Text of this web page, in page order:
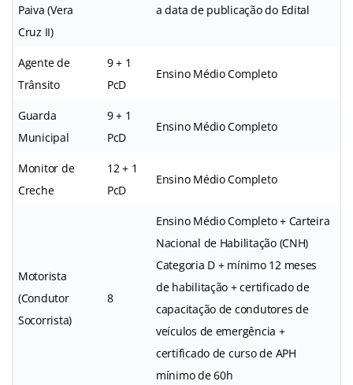
Paiva (Vera
Cruz II)
a data de publicação do Edital
Agente de
Trânsito
9 + 1
PcD
Ensino Médio Completo
Guarda
Municipal
9 + 1
PcD
Ensino Médio Completo
Monitor de
Creche
12 + 1
PcD
Ensino Médio Completo
Motorista
(Condutor
Socorrista)
8
Ensino Médio Completo + Carteira
Nacional de Habilitação (CNH)
Categoria D + mínimo 12 meses
de habilitação + certificado de
capacitação de condutores de
veículos de emergência +
certificado de curso de APH
mínimo de 60h